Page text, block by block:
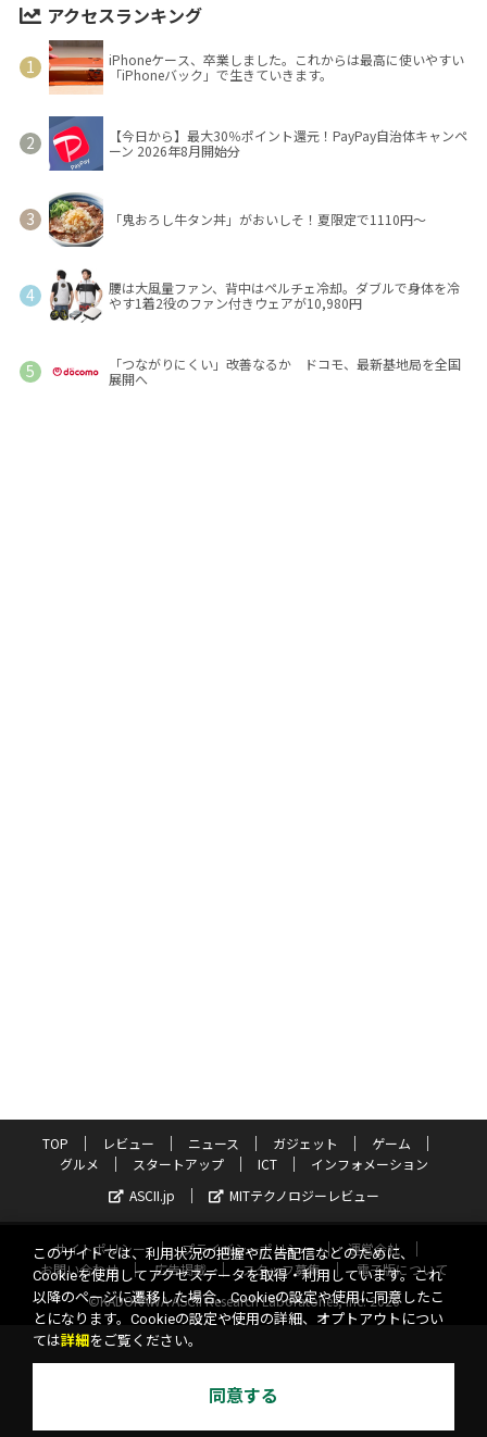
アクセスランキング
iPhoneケース、卒業しました。これからは最高に使いやすい
「iPhoneバック」で生きていきます。
【今日から】最大30％ポイント還元！PayPay自治体キャンペ
ーン 2026年8月開始分
「鬼おろし牛タン丼」がおいしそ！夏限定で1110円～
腰は大風量ファン、背中はペルチェ冷却。ダブルで身体を冷
やす1着2役のファン付きウェアが10,980円
「つながりにくい」改善なるか ドコモ、最新基地局を全国
展開へ
TOP レビュー ニュース ガジェット
ゲーム
グルメ
スタートアップ ICT
インフォメーション
ASCII.jp
MITテクノロジーレビュー
サイトポリシー プライバシーポリシー
運営会社
お問い合わせ
広告掲載 スタッフ募集
電子版について
©KADOKAWA ASCII Research Laboratories, Inc. 2026
このサイトでは、利用状況の把握や広告配信などのために、
Cookieを使用してアクセスデータを取得・利用しています。これ
以降のページに遷移した場合、Cookieの設定や使用に同意したこ
とになります。Cookieの設定や使用の詳細、オプトアウトについ
ては詳細 をご覧ください。
同意する